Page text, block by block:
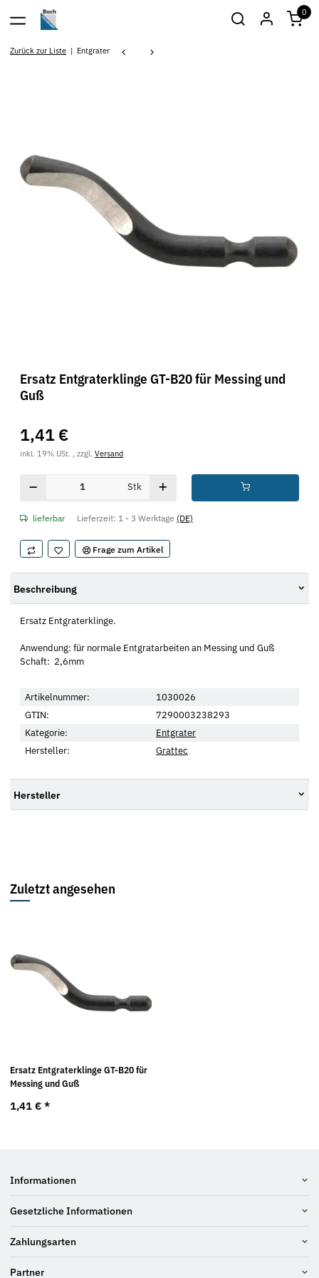
0
Zurück zur Liste Entgrater
Ersatz Entgraterklinge GT-B20 für Messing und
Guß
1,41 €
inkl. 19% USt. , zzgl. Versand
Stk
lieferbar Lieferzeit: 1 - 3 Werktage (DE)
Frage zum Artikel
Beschreibung
Ersatz Entgraterklinge.
Anwendung: für normale Entgratarbeiten an Messing und Guß
Schaft: 2,6mm
Artikelnummer:
1030026
GTIN:
7290003238293
Kategorie:
Entgrater
Hersteller:
Grattec
Hersteller
Zuletzt angesehen
Ersatz Entgraterklinge GT-B20 für
Messing und Guß
1,41 € *
Informationen
Gesetzliche Informationen
Zahlungsarten
Partner